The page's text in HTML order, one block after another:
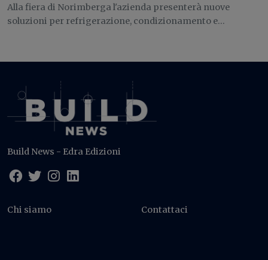
Alla fiera di Norimberga l'azienda presenterà nuove
soluzioni per refrigerazione, condizionamento e...
Build News - Edra Edizioni
Chi siamo Contattaci